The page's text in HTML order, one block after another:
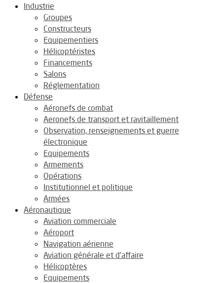
Industrie
Groupes
Constructeurs
Equipementiers
Hélicoptéristes
Financements
Salons
Réglementation
Défense
Aéronefs de combat
Aeronefs de transport et ravitaillement
Observation, renseignements et guerre
électronique
Equipements
Armements
Opérations
Institutionnel et politique
Armées
Aéronautique
Aviation commerciale
Aéroport
Navigation aérienne
Aviation générale et d’affaire
Hélicoptères
Equipements